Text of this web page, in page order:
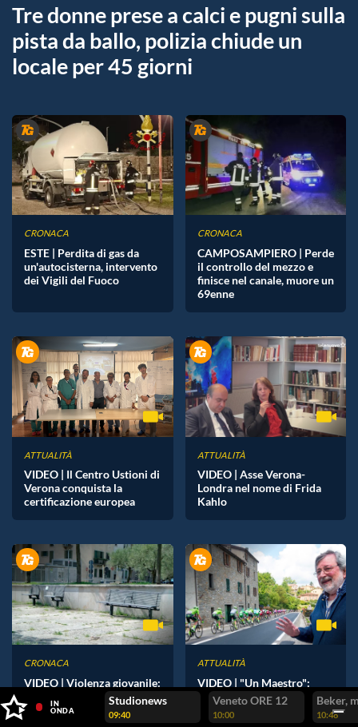
Tre donne prese a calci e pugni sulla
pista da ballo, polizia chiude un
locale per 45 giorni
CRONACA
ESTE | Perdita di gas da
un'autocisterna, intervento
dei Vigili del Fuoco
CRONACA
CAMPOSAMPIERO | Perde
il controllo del mezzo e
finisce nel canale, muore un
69enne
ATTUALITÀ
VIDEO | Il Centro Ustioni di
Verona conquista la
certificazione europea
ATTUALITÀ
VIDEO | Asse Verona-
Londra nel nome di Frida
Kahlo
CRONACA
VIDEO | Violenza giovanile:
16enne picchiato e ferito
da un ragazzo
ATTUALITÀ
VIDEO | "Un Maestro":
l'addio a Francesco Guccini
IN
ONDA
Studionews
09:40
Veneto ORE 12
10:00
Beker,
10:48